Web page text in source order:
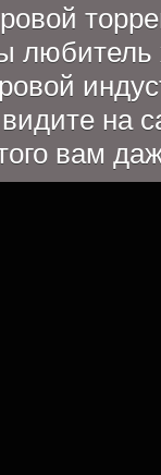
на
вам